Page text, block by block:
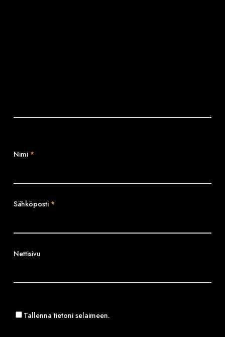
Nimi *
Sähköposti *
Nettisivu
Tallenna tietoni selaimeen.